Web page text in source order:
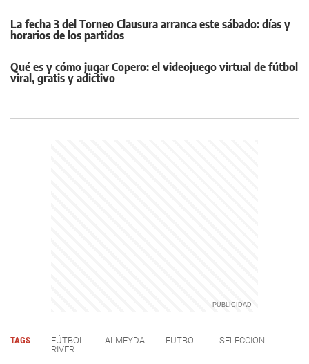
La fecha 3 del Torneo Clausura arranca este sábado: días y
horarios de los partidos
Qué es y cómo jugar Copero: el videojuego virtual de fútbol
viral, gratis y adictivo
TAGS FÚTBOL ALMEYDA FUTBOL
SELECCION
RIVER